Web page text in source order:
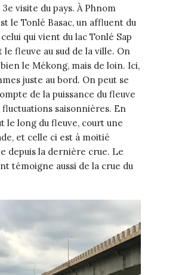
visite du pays. À Phnom
le Tonlé Basac, un affluent du
qui vient du lac Tonlé Sap
fleuve au sud de la ville. On
le Mékong, mais de loin. Ici,
juste au bord. On peut se
de la puissance du fleuve
fluctuations saisonnières. En
le long du fleuve, court une
et celle ci est à moitié
depuis la dernière crue. Le
témoigne aussi de la crue du